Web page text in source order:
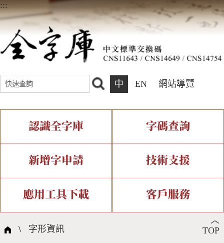
:::
中 EN 網站導覽
認識全字庫
全字庫介紹 全字庫現況
中文碼介紹 專有名詞介紹
國際字碼相關組織
字碼查詢
IDS查詢 部件查詢
複合查詢 注音查詢
筆畫查詢
新增字申請
新字申請處理流程
技術支援
字形即時顯示 造字解決方案
全字庫授權 轉碼Web Service
應用工具下載
個人電腦造字處理工具
客戶服務
問題集
︿
TOP
\ 字形資訊